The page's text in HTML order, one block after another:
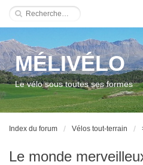
MÉLIVÉLO
Le vélo sous toutes ses formes
Index du forum Vélos tout-terrain
Le monde